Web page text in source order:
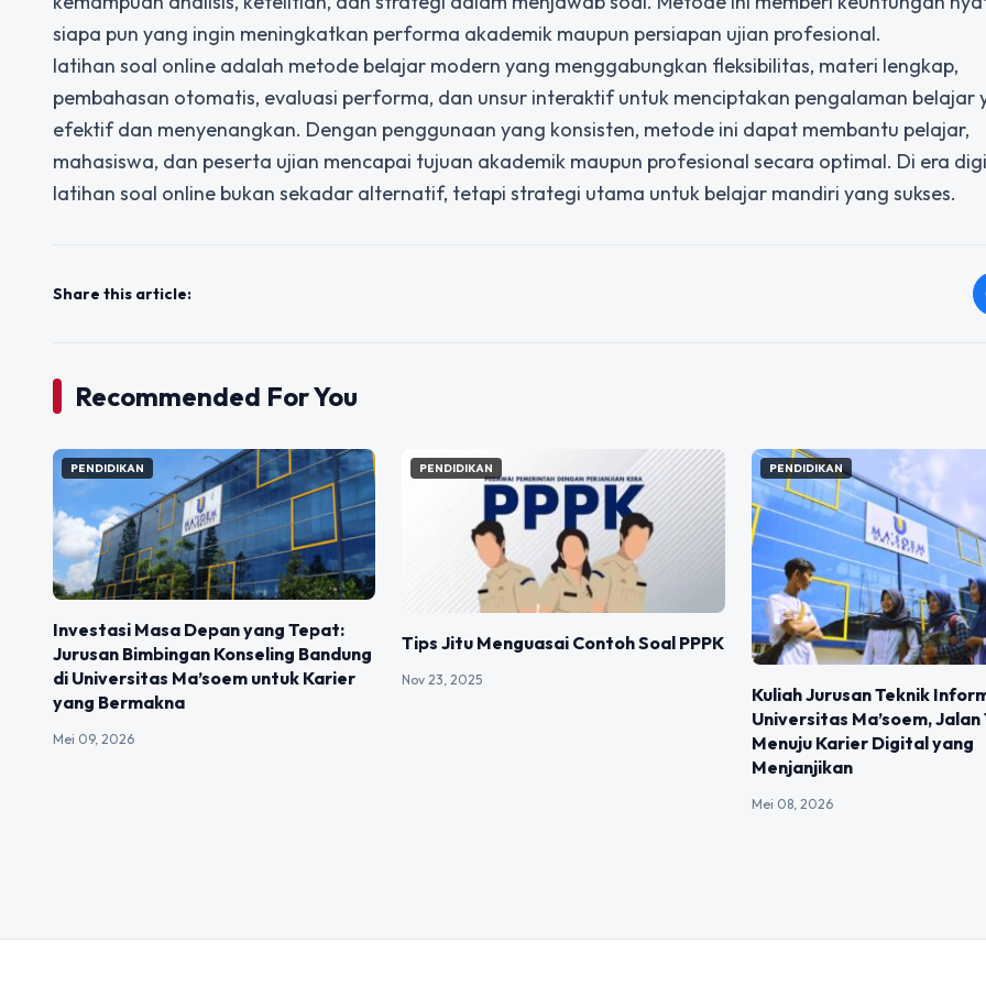
siapa pun yang ingin meningkatkan performa akademik maupun persiapan ujian profesional.
latihan soal online adalah metode belajar modern yang menggabungkan fleksibilitas, materi lengkap,
pembahasan otomatis, evaluasi performa, dan unsur interaktif untuk menciptakan pengalaman belajar
efektif dan menyenangkan. Dengan penggunaan yang konsisten, metode ini dapat membantu pelajar,
mahasiswa, dan peserta ujian mencapai tujuan akademik maupun profesional secara optimal. Di era
latihan soal online bukan sekadar alternatif, tetapi strategi utama untuk belajar mandiri yang sukses.
Share this article:
Recommended For You
PENDIDIKAN
Investasi Masa Depan yang Tepat:
Jurusan Bimbingan Konseling Bandung
di Universitas Ma’soem untuk Karier
yang Bermakna
Mei 09, 2026
PENDIDIKAN
Tips Jitu Menguasai Contoh Soal PPPK
Nov 23, 2025
PENDIDIKAN
Kuliah Jurusan Teknik
Universitas Ma’soem,
Menuju Karier Digital yang
Menjanjikan
Mei 08, 2026